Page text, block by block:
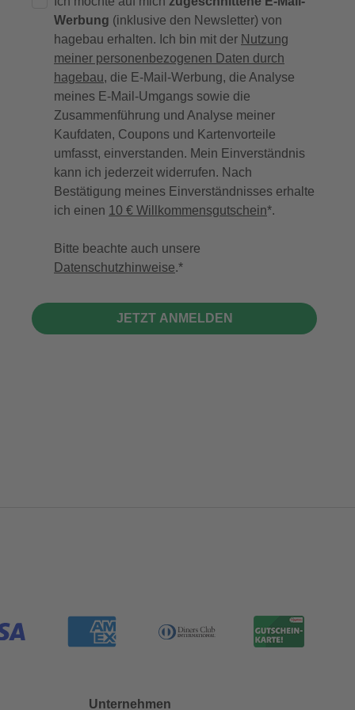
Werbung (inklusive den Newsletter) von
hagebau erhalten. Ich bin mit der Nutzung
meiner personenbezogenen Daten durch
hagebau, die E-Mail-Werbung, die Analyse
meines E-Mail-Umgangs sowie die
Zusammenführung und Analyse meiner
Kaufdaten, Coupons und Kartenvorteile
umfasst, einverstanden. Mein Einverständnis
kann ich jederzeit widerrufen. Nach
Bestätigung meines Einverständnisses erhalte
ich einen 10 € Willkommensgutschein*.
Bitte beachte auch unsere
Datenschutzhinweise.
JETZT ANMELDEN
Unternehmen